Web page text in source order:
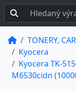
TONERY,
Kyocera
Kyocera TK-
M6530cidn